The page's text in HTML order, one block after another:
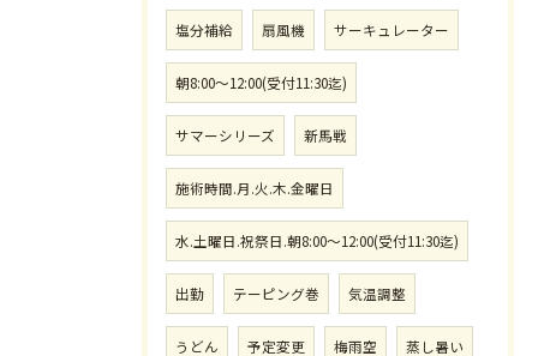
塩分補給 扇風機 サーキュレーター
朝8:00〜12:00(受付11:30迄)
サマーシリーズ 新馬戦
施術時間.月.火.木.金曜日
水.土曜日.祝祭日.朝8:00〜12:00(受付11:30迄)
出勤 テーピング巻 気温調整
うどん 予定変更 梅雨空 蒸し暑い